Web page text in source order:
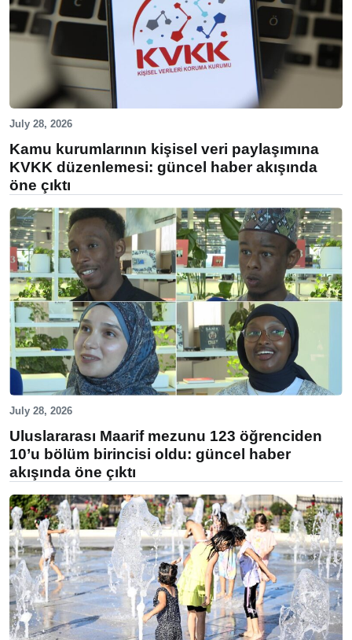
July 28, 2026
Kamu kurumlarının kişisel veri paylaşımına
KVKK düzenlemesi: güncel haber akışında
öne çıktı
July 28, 2026
Uluslararası Maarif mezunu 123 öğrenciden
10’u bölüm birincisi oldu: güncel haber
akışında öne çıktı